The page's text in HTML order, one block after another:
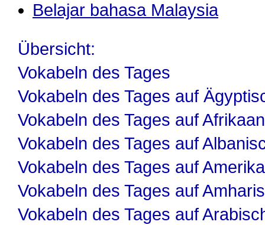
Belajar bahasa Malaysia
Übersicht:
Vokabeln des Tages
Vokabeln des Tages auf
Vokabeln des Tages auf
Vokabeln des Tages auf
Vokabeln des Tages auf
Vokabeln des Tages auf
Vokabeln des Tages auf